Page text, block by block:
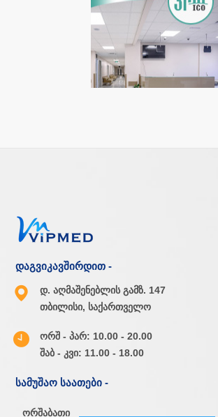
დაგვიკავშირდით -
დ. აღმაშენებლის გამზ. 147
თბილისი, საქართველო
ორშ - პარ: 10.00 - 20.00
შაბ - კვი: 11.00 - 18.00
სამუშაო საათები -
ორშაბათი